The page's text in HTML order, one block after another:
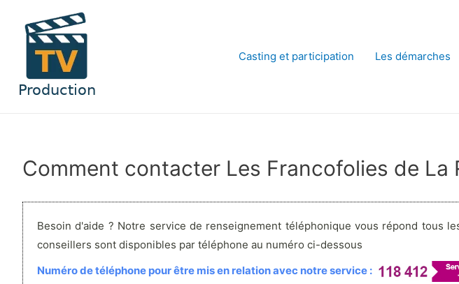
contenu
Casting et participation Les démarches
Comment contacter Les Francofolies de La
Besoin d'aide ? Notre service de renseignement téléphonique vous répond tous
conseillers sont disponibles par téléphone au numéro ci-dessous
Numéro de téléphone pour être mis en relation avec notre service :